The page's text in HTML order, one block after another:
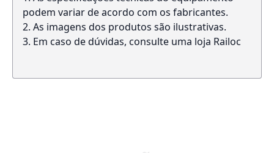
podem variar de acordo com os fabricantes.
As imagens dos produtos são ilustrativas.
Em caso de dúvidas, consulte uma loja Railoc